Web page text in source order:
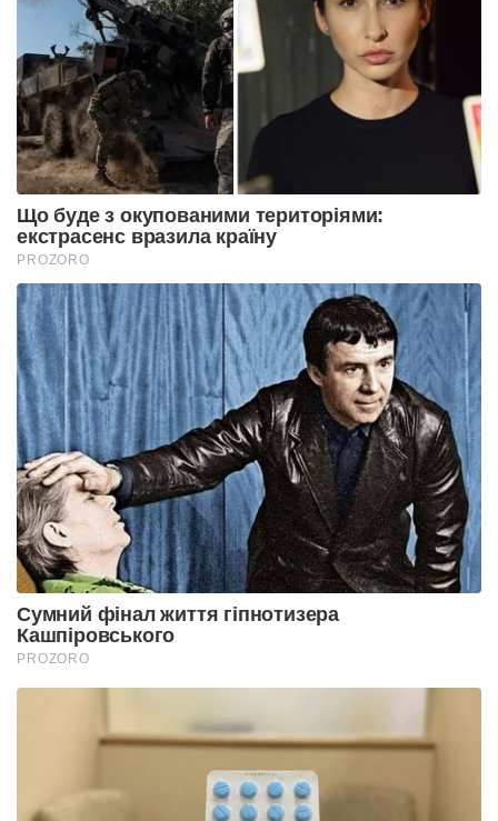
Що буде з окупованими територіями:
екстрасенс вразила країну
PROZORO
Сумний фінал життя гіпнотизера
Кашпіровського
PROZORO